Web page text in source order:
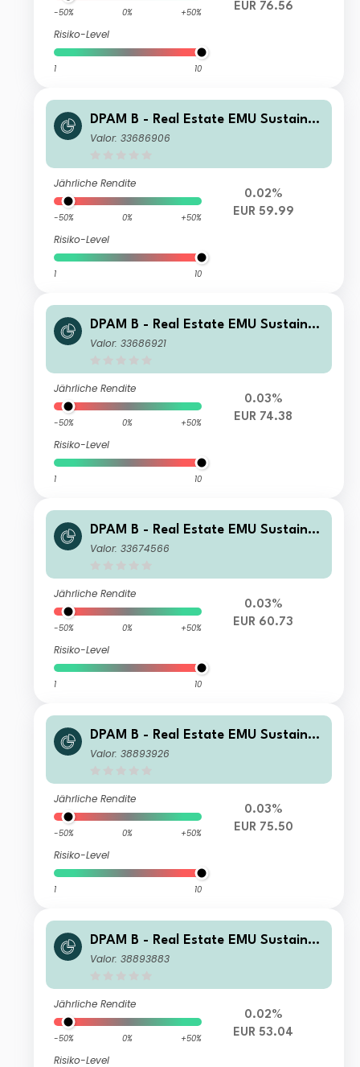
-50% 0% +50%
Risiko-Level
1 10
EUR 76.56
DPAM B - Real Estate EMU Sustaina
ble E EUR Dis
Valor: 33686906
Jährliche Rendite
-50% 0% +50%
Risiko-Level
1 10
0.02%
EUR 59.99
DPAM B - Real Estate EMU Sustaina
ble W EUR Cap
Valor: 33686921
Jährliche Rendite
-50% 0% +50%
Risiko-Level
1 10
0.03%
EUR 74.38
DPAM B - Real Estate EMU Sustaina
ble A EUR Dis
Valor: 33674566
Jährliche Rendite
-50% 0% +50%
Risiko-Level
1 10
0.03%
EUR 60.73
DPAM B - Real Estate EMU Sustaina
ble N EUR Cap
Valor: 38893926
Jährliche Rendite
-50% 0% +50%
Risiko-Level
1 10
0.03%
EUR 75.50
DPAM B - Real Estate EMU Sustaina
ble M EUR Dis
Valor: 38893883
Jährliche Rendite
-50% 0% +50%
Risiko-Level
0.02%
EUR 53.04